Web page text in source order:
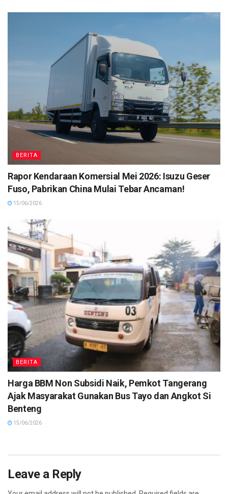
BERITA
Rapor Kendaraan Komersial Mei 2026: Isuzu Geser
Fuso, Pabrikan China Mulai Tebar Ancaman!
15/06/2026
BERITA
Harga BBM Non Subsidi Naik, Pemkot Tangerang
Ajak Masyarakat Gunakan Bus Tayo dan Angkot Si
Benteng
15/06/2026
Leave a Reply